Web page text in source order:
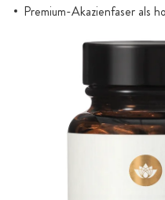
Premium-Akazienfaser als